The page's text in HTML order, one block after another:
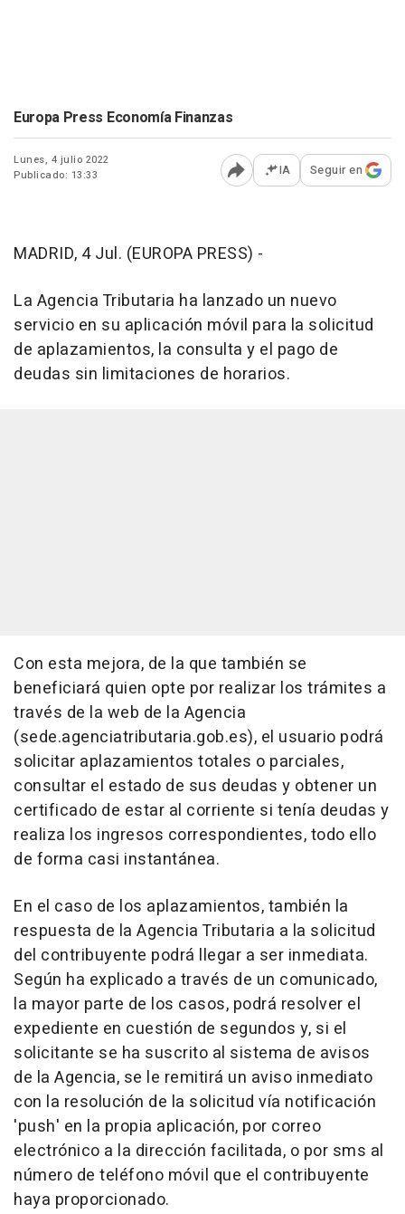
Europa Press Economía Finanzas
Lunes, 4 julio 2022
Publicado: 13:33
Abrir opciones para
IA Seguir en
MADRID, 4 Jul. (EUROPA PRESS) -
La Agencia Tributaria ha lanzado un nuevo
servicio en su aplicación móvil para la solicitud
de aplazamientos, la consulta y el pago de
deudas sin limitaciones de horarios.
Con esta mejora, de la que también se
beneficiará quien opte por realizar los trámites a
través de la web de la Agencia
(sede.agenciatributaria.gob.es), el usuario podrá
solicitar aplazamientos totales o parciales,
consultar el estado de sus deudas y obtener un
certificado de estar al corriente si tenía deudas y
realiza los ingresos correspondientes, todo ello
de forma casi instantánea.
En el caso de los aplazamientos, también la
respuesta de la Agencia Tributaria a la solicitud
del contribuyente podrá llegar a ser inmediata.
Según ha explicado a través de un comunicado,
la mayor parte de los casos, podrá resolver el
expediente en cuestión de segundos y, si el
solicitante se ha suscrito al sistema de avisos
de la Agencia, se le remitirá un aviso inmediato
con la resolución de la solicitud vía notificación
'push' en la propia aplicación, por correo
electrónico a la dirección facilitada, o por sms al
número de teléfono móvil que el contribuyente
haya proporcionado.